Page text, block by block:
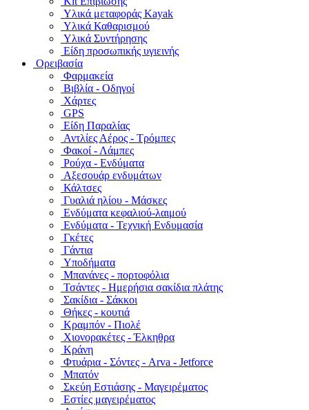
Υλικά μεταφοράς Kayak
Υλικά Καθαρισμού
Υλικά Συντήρησης
Είδη προσωπικής υγιεινής
Ορειβασία
Φαρμακεία
Βιβλία - Οδηγοί
Χάρτες
GPS
Είδη Παραλίας
Αντλίες Αέρος - Τρόμπες
Φακοί - Λάμπες
Ρούχα - Ενδύματα
Αξεσουάρ ενδυμάτων
Κάλτσες
Γυαλιά ηλίου - Μάσκες
Ενδύματα κεφαλιού-λαιμού
Ενδύματα - Τεχνική Ενδυμασία
Γκέτες
Γάντια
Υποδήματα
Μπανάνες - πορτοφόλια
Τσάντες - Ημερήσια σακίδια πλάτης
Σακίδια - Σάκκοι
Θήκες - κουτιά
Κραμπόν - Πιολέ
Χιονορακέτες - Έλκηθρα
Κράνη
Φτυάρια - Σόντες - Arva - Jetforce
Μπατόν
Σκεύη Εστιάσης - Μαγειρέματος
Εστίες μαγειρέματος